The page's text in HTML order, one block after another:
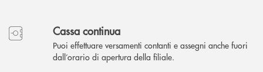
Cassa continua
Puoi effettuare versamenti contanti e assegni anche fuori
dall’orario di apertura della filiale.